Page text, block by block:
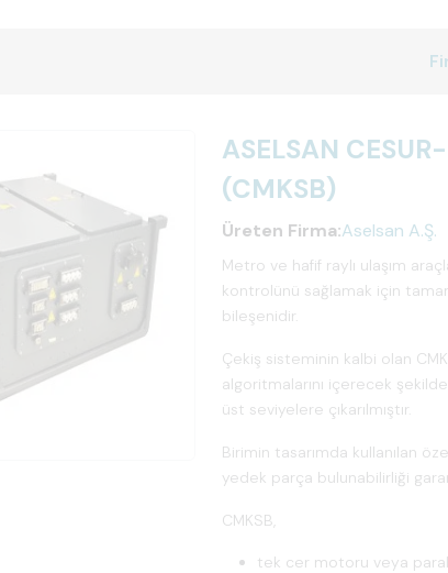
ASELSAN
(CMKSB)
Üreten Firma:Aselsan A.Ş.
Metro ve hafif raylı ulaşım
kontrolünü sağlamak için
bileşenidir.
Çekiş sisteminin kalbi olan
algoritmalarını içerecek
üst seviyelere çıkarılmıştır.
Birimin tasarımda kullanılan
yedek parça bulunabilirliği
CMKSB,
tek cer motoru veya